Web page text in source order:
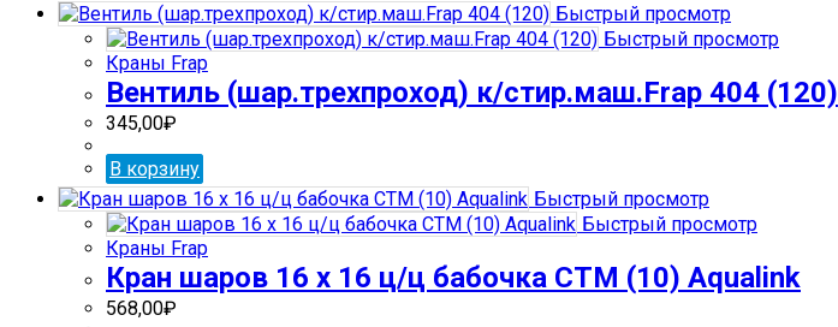
Быстрый просмотр
Быстрый просмотр
Краны Frap
Вентиль (шар.трехпроход) к/стир.маш.Frap 404 (120)
345,00₽
В корзину
Быстрый просмотр
Быстрый просмотр
Краны Frap
Кран шаров 16 х 16 ц/ц бабочка СТМ (10) Aqualink
568,00₽